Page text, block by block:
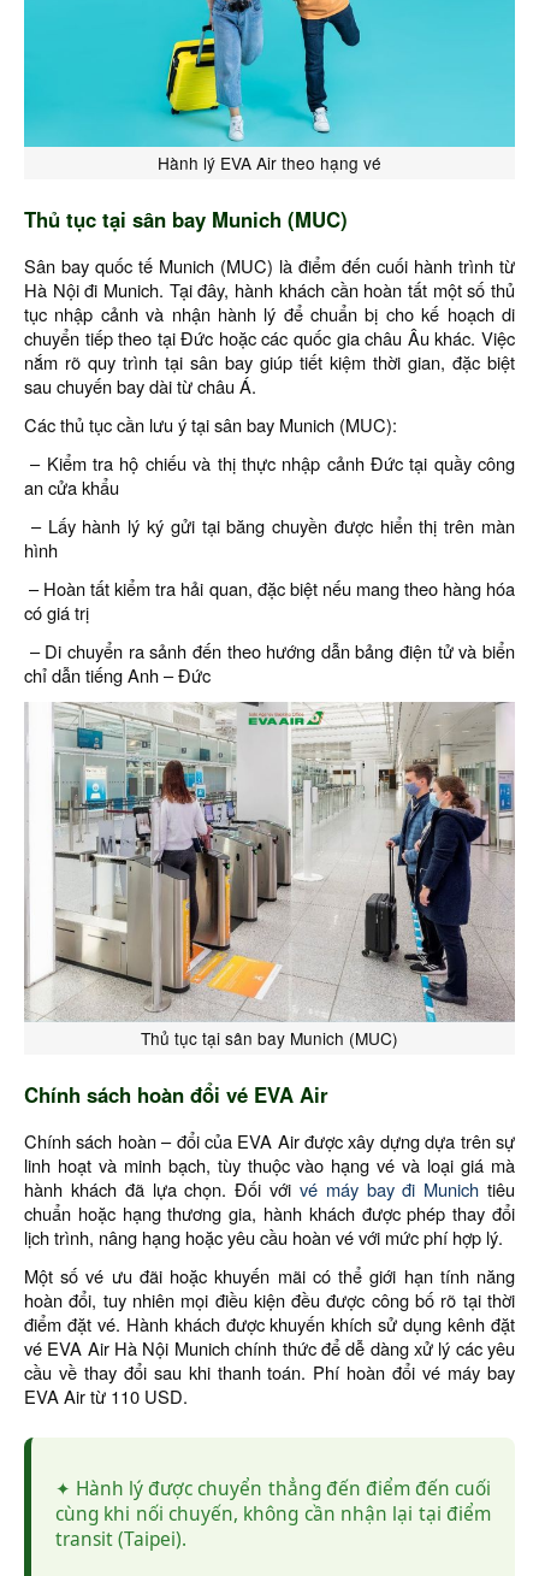
Hành lý EVA Air theo hạng vé
Thủ tục tại sân bay Munich (MUC)
Sân bay quốc tế Munich (MUC) là điểm đến cuối hành trình từ
Hà Nội đi Munich. Tại đây, hành khách cần hoàn tất một số thủ
tục nhập cảnh và nhận hành lý để chuẩn bị cho kế hoạch di
chuyển tiếp theo tại Đức hoặc các quốc gia châu Âu khác. Việc
nắm rõ quy trình tại sân bay giúp tiết kiệm thời gian, đặc biệt
sau chuyến bay dài từ châu Á.
Các thủ tục cần lưu ý tại sân bay Munich (MUC):
– Kiểm tra hộ chiếu và thị thực nhập cảnh Đức tại quầy công
an cửa khẩu
– Lấy hành lý ký gửi tại băng chuyền được hiển thị trên màn
hình
– Hoàn tất kiểm tra hải quan, đặc biệt nếu mang theo hàng hóa
có giá trị
– Di chuyển ra sảnh đến theo hướng dẫn bảng điện tử và biển
chỉ dẫn tiếng Anh – Đức
Thủ tục tại sân bay Munich (MUC)
Chính sách hoàn đổi vé EVA Air
Chính sách hoàn – đổi của EVA Air được xây dựng dựa trên sự
linh hoạt và minh bạch, tùy thuộc vào hạng vé và loại giá mà
hành khách đã lựa chọn. Đối với vé máy bay đi Munich tiêu
chuẩn hoặc hạng thương gia, hành khách được phép thay đổi
lịch trình, nâng hạng hoặc yêu cầu hoàn vé với mức phí hợp lý.
Một số vé ưu đãi hoặc khuyến mãi có thể giới hạn tính năng
hoàn đổi, tuy nhiên mọi điều kiện đều được công bố rõ tại thời
điểm đặt vé. Hành khách được khuyến khích sử dụng kênh đặt
vé EVA Air Hà Nội Munich chính thức để dễ dàng xử lý các yêu
cầu về thay đổi sau khi thanh toán. Phí hoàn đổi vé máy bay
EVA Air từ 110 USD.
✦ Hành lý được chuyển thẳng đến điểm đến cuối
cùng khi nối chuyến, không cần nhận lại tại điểm
transit (Taipei).